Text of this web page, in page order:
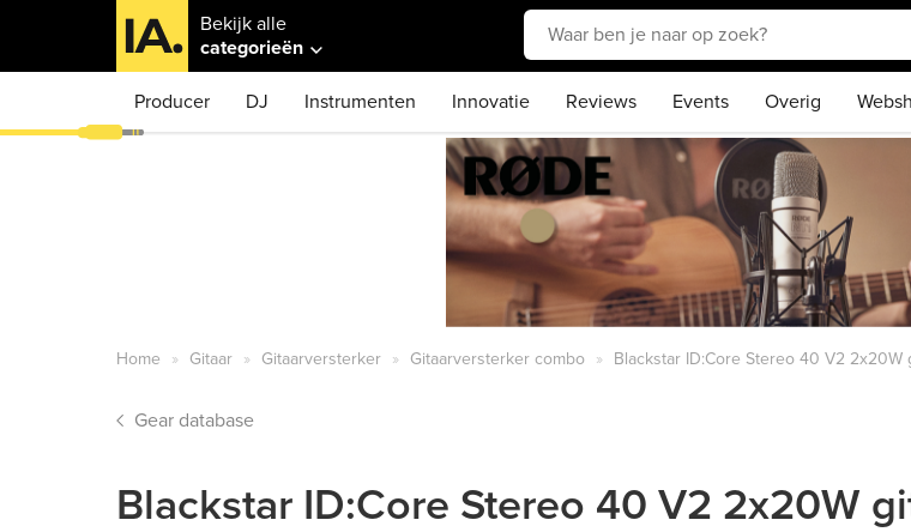
Bekijk alle
categorieën
Producer DJ Instrumenten Innovatie Reviews Events Overig
Home Gitaar Gitaarversterker Gitaarversterker combo Blackstar ID:Core Stereo 40 V2
Gear database
Blackstar ID:Core Stereo 40 V2 2x20W